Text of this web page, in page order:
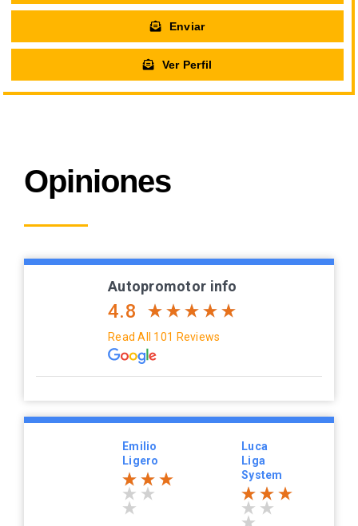
Enviar
Ver Perfil
Opiniones
Autopromotor info
4.8
Read All 101 Reviews
Emilio
Ligero
Luca
Liga
System